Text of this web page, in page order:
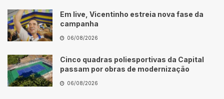
Em live, Vicentinho estreia nova fase da
campanha
06/08/2026
Cinco quadras poliesportivas da Capital
passam por obras de modernização
06/08/2026